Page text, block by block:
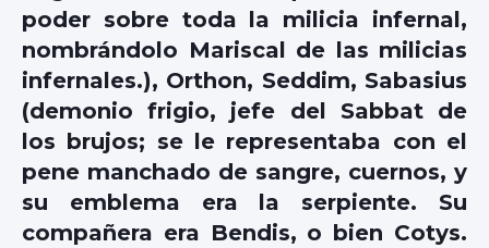
poder sobre toda la milicia infernal,
nombrándolo Mariscal de las milicias
infernales.), Orthon, Seddim, Sabasius
(demonio frigio, jefe del Sabbat de
los brujos; se le representaba con el
pene manchado de sangre, cuernos, y
su emblema era la serpiente. Su
compañera era Bendis, o bien Cotys.